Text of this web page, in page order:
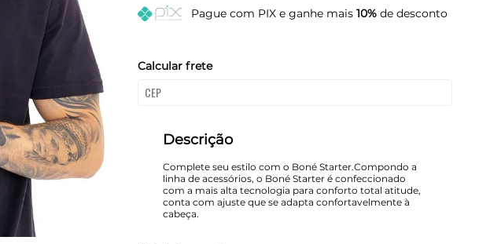
Pague com PIX e ganhe mais 10%de desconto
Calcular frete
Descrição
Complete seu estilo com o Boné Starter.Compondo a
linha de acessórios, o Boné Starter é confeccionado
com a mais alta tecnologia para conforto total atitude,
conta com ajuste que se adapta confortavelmente à
cabeça.